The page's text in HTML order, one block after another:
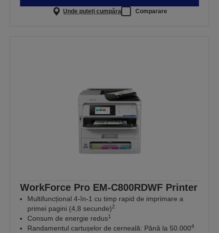
Unde puteți cumpăra Comparare
WorkForce Pro EM-C800RDWF Printer
Multifuncțional 4-în-1 cu timp rapid de imprimare a
primei pagini (4,8 secunde)2
Consum de energie redus1
Randamentul cartușelor de cerneală: Până la 50.0004